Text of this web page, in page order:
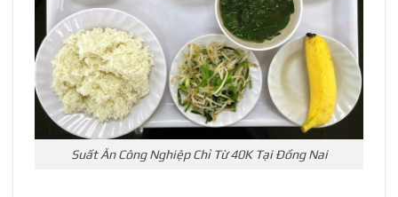
Suất Ăn Công Nghiệp Chỉ Từ 40K Tại Đồng Nai